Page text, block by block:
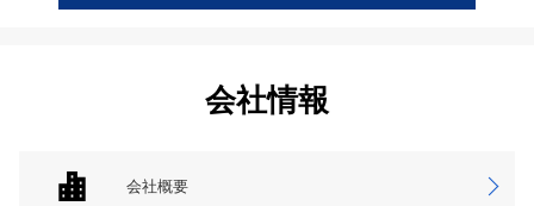
会社情報
会社概要